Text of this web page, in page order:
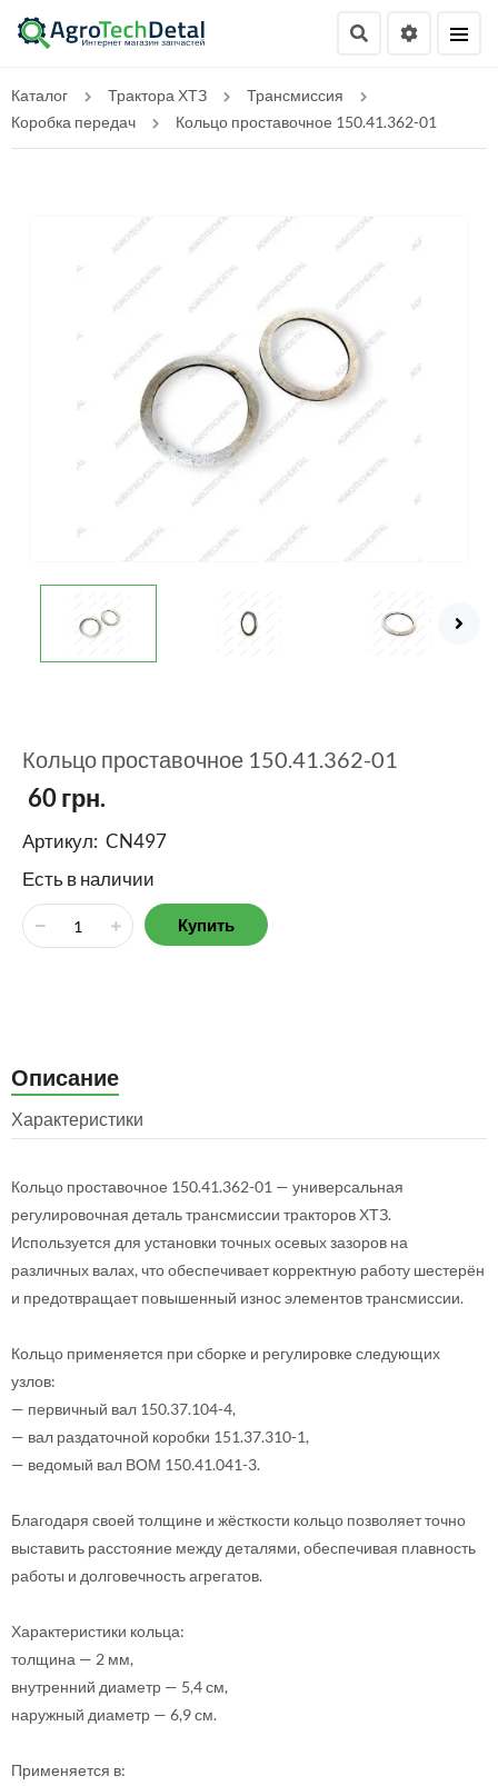
Каталог Трактора ХТЗ
Трансмиссия
Коробка передач
Кольцо проставочное 150.41.362-01
Кольцо проставочное 150.41.362-01
60грн.
Артикул: CN497
Есть в наличии
Купить
Описание
Характеристики
Кольцо проставочное 150.41.362-01 — универсальная
регулировочная деталь трансмиссии тракторов ХТЗ.
Используется для установки точных осевых зазоров на
различных валах, что обеспечивает корректную работу шестерён
и предотвращает повышенный износ элементов трансмиссии.
Кольцо применяется при сборке и регулировке следующих
узлов:
— первичный вал 150.37.104-4,
— вал раздаточной коробки 151.37.310-1,
— ведомый вал ВОМ 150.41.041-3.
Благодаря своей толщине и жёсткости кольцо позволяет точно
выставить расстояние между деталями, обеспечивая плавность
работы и долговечность агрегатов.
Характеристики кольца:
толщина — 2 мм,
внутренний диаметр — 5,4 см,
наружный диаметр — 6,9 см.
Применяется в: